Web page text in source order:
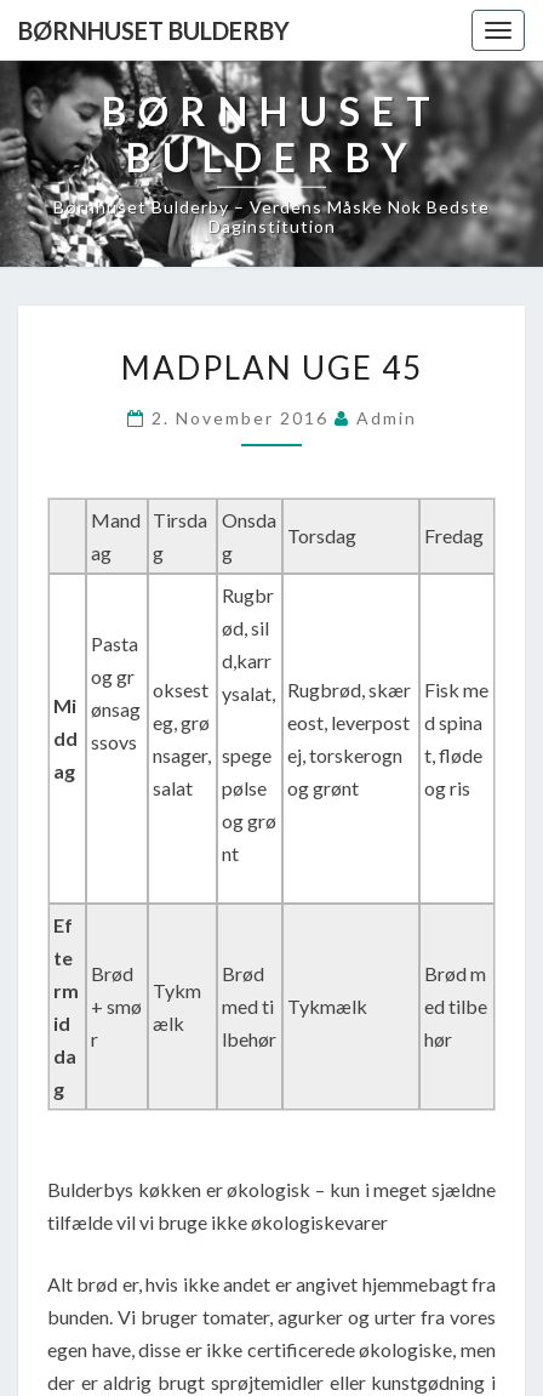
BØRNHUSET BULDERBY
BØRNHUSET
BULDERBY
Børnhuset Bulderby – Verdens Måske Nok Bedste
Daginstitution
UGE
MADPLAN UGE 45
2. November 2016 Admin
Mand
ag
Tirsda
g
Onsda
g
Torsdag Fredag
Mi
dd
ag
Pasta
og gr
ønsag
ssovs
oksest
eg, grø
nsager,
salat
Rugbr
ød, sil
d,karr
ysalat,
spege
pølse
og grø
nt
Rugbrød, skær
eost, leverpost
ej, torskerogn
og grønt
Fisk me
d spina
t, fløde
og ris
Ef
te
rm
id
da
g
Brød
+ smø
r
Tykm
ælk
Brød
med ti
lbehør
Tykmælk
Brød m
ed tilbe
hør
Bulderbys køkken er økologisk – kun i meget sjældne
tilfælde vil vi bruge ikke økologiskevarer
Alt brød er, hvis ikke andet er angivet hjemmebagt fra
bunden. Vi bruger tomater, agurker og urter fra vores
egen have, disse er ikke certificerede økologiske, men
der er aldrig brugt sprøjtemidler eller kunstgødning i